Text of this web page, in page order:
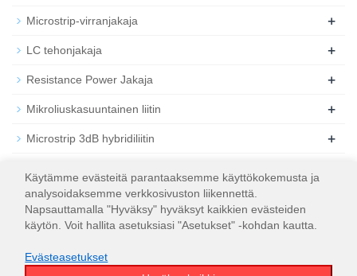
Microstrip-virranjakaja +
LC tehonjakaja +
Resistance Power Jakaja +
Mikroliuskasuuntainen liitin +
Microstrip 3dB hybridiliitin +
Koaksiaalinen RF-kuorma
Käytämme evästeitä parantaaksemme käyttökokemusta ja
analysoidaksemme verkkosivuston liikennettä.
Napsauttamalla "Hyväksy" hyväksyt kaikkien evästeiden
käytön. Voit hallita asetuksiasi "Asetukset" -kohdan kautta.
Evästeasetukset